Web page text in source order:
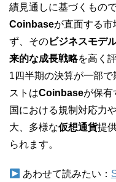
績見通しに基づくもの
Coinbaseが直面する市
ず、そのビジネスモデ
来的な成長戦略を高く
1四半期の決算が一部
ストはCoinbaseが保有
国における規制対応力
大、多様な仮想通貨提
られます。
あわせて読みたい：